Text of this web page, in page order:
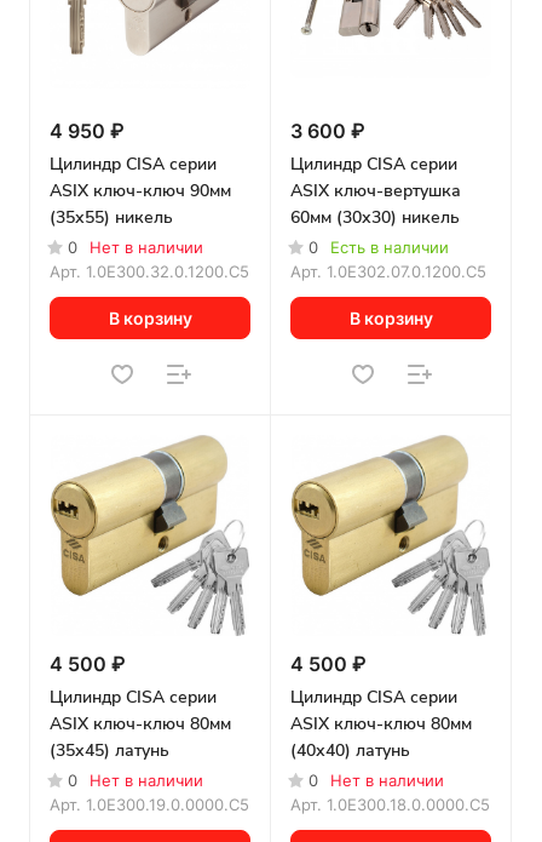
4 950 ₽
Цилиндр CISA серии
ASIX ключ-ключ 90мм
(35х55) никель
0
Нет в наличии
Арт. 1.0E300.32.0.1200.C5
В корзину
3 600 ₽
Цилиндр CISA серии
ASIX ключ-вертушка
60мм (30х30) никель
0
Есть в наличии
Арт. 1.0E302.07.0.1200.C5
В корзину
4 500 ₽
Цилиндр CISA серии
ASIX ключ-ключ 80мм
(35х45) латунь
0
Нет в наличии
Арт. 1.0E300.19.0.0000.C5
4 500 ₽
Цилиндр CISA серии
ASIX ключ-ключ 80мм
(40х40) латунь
0
Нет в наличии
Арт. 1.0E300.18.0.0000.C5